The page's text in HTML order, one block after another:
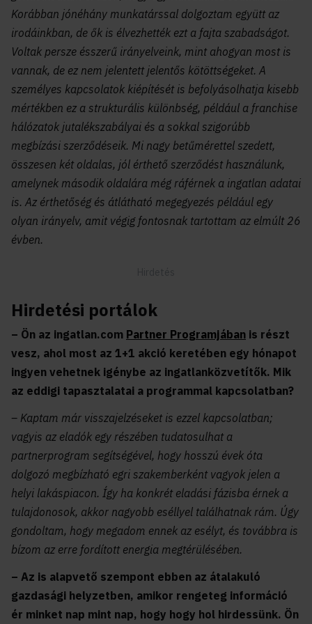
Korábban jónéhány munkatárssal dolgoztam együtt az
irodáinkban, de ők is élvezhették ezt a fajta szabadságot.
Voltak persze ésszerű irányelveink, mint ahogyan most is
vannak, de ez nem jelentett jelentős kötöttségeket. A
személyes kapcsolatok kiépítését is befolyásolhatja kisebb
mértékben ez a strukturális különbség, például a franchise
hálózatok jutalékszabályai és a sokkal szigorúbb
megbízási szerződéseik. Mi nagy betűmérettel szedett,
összesen két oldalas, jól érthető szerződést használunk,
amelynek második oldalára még ráférnek a ingatlan adatai
is. Az érthetőség és átlátható megegyezés például egy
olyan irányelv, amit végig fontosnak tartottam az elmúlt 26
évben.
Hirdetési portálok
– Ön az ingatlan.com Partner Programjában is részt
vesz, ahol most az 1+1 akció keretében egy hónapot
ingyen vehetnek igénybe az ingatlanközvetítők. Mik
az eddigi tapasztalatai a programmal kapcsolatban?
– Kaptam már visszajelzéseket is ezzel kapcsolatban;
vagyis az eladók egy részében tudatosulhat a
partnerprogram segítségével, hogy hosszú évek óta
dolgozó megbízható egri szakemberként vagyok jelen a
helyi lakáspiacon. Így ha konkrét eladási fázisba érnek a
tulajdonosok, akkor nagyobb eséllyel találhatnak rám. Úgy
gondoltam, hogy megadom ennek az esélyt, és továbbra is
bízom az erre fordított energia megtérülésében.
– Az is alapvető szempont ebben az átalakuló
gazdasági helyzetben, amikor rengeteg információ
ér minket nap mint nap, hogy hogy hol hirdessünk. Ön